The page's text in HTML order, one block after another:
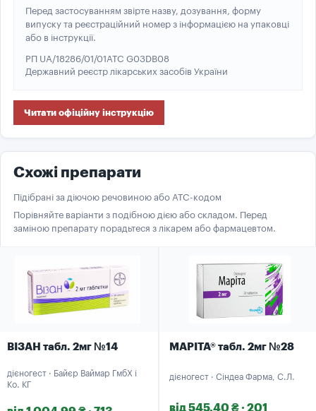
Перед застосуванням звірте назву, дозування, форму
випуску та реєстраційний номер з інформацією на упаковці
або в інструкції.
РП UA/18286/01/01ATC G03DB08
Державний реєстр лікарських засобів України
Читати офіційну інструкцію
Схожі препарати
Підібрані за діючою речовиною або ATC-кодом
Порівняйте варіанти з подібною дією або складом. Перед
заміною препарату порадьтеся з лікарем або фармацевтом.
ВІЗАН табл. 2мг №14
дієногест · Байєр Ваймар ГмбХ і
Ко. КГ
МАРІТА® табл. 2мг №28
дієногест · Сіндеа Фарма, С.Л.
від 545.40 ₴ · 201